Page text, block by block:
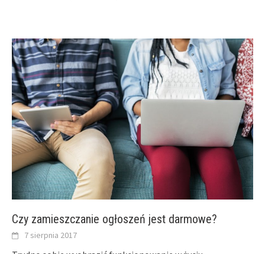
Czy zamieszczanie ogłoszeń jest darmowe?
7 sierpnia 2017